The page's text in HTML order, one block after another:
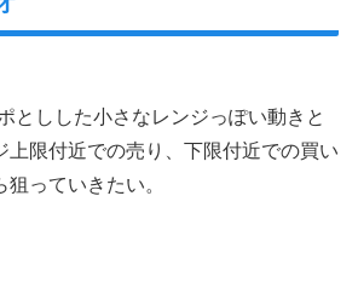
としした小さなレンジっぽい動きと
上限付近での売り、下限付近での買い
っていきたい。